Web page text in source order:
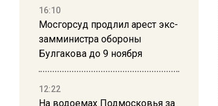
16:10
Мосгорсуд продлил арест экс-
замминистра обороны
Булгакова до 9 ноября
12:22
На водоемах Подмосковья за